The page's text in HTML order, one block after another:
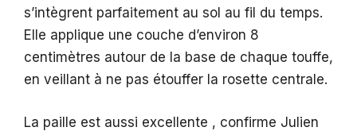
s’intègrent parfaitement au sol au fil du temps.
Elle applique une couche d’environ 8
centimètres autour de la base de chaque touffe,
en veillant à ne pas étouffer la rosette centrale.
La paille est aussi excellente , confirme Julien